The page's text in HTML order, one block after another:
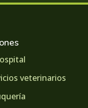
veterinarios